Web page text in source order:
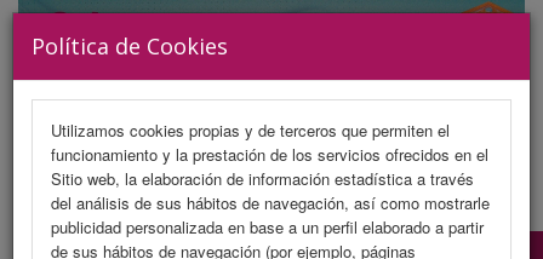
Política de Cookies
Utilizamos cookies propias y de terceros que permiten el
funcionamiento y la prestación de los servicios ofrecidos en el
Sitio web, la elaboración de información estadística a través
del análisis de sus hábitos de navegación, así como mostrarle
publicidad personalizada en base a un perfil elaborado a partir
de sus hábitos de navegación (por ejemplo, páginas
MENU